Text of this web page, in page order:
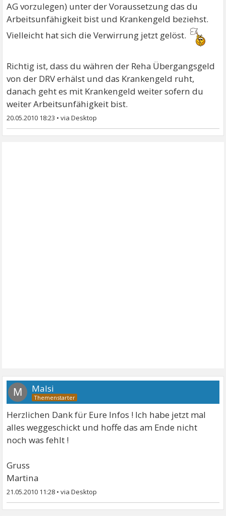
AG vorzulegen) unter der Voraussetzung das du
Arbeitsunfähigkeit bist und Krankengeld beziehst.
Vielleicht hat sich die Verwirrung jetzt gelöst.
Richtig ist, dass du währen der Reha Übergangsgeld
von der DRV erhälst und das Krankengeld ruht,
danach geht es mit Krankengeld weiter sofern du
weiter Arbeitsunfähigkeit bist.
20.05.2010 18:23 •
M Malsi
Herzlichen Dank für Eure Infos ! Ich habe jetzt mal
alles weggeschickt und hoffe das am Ende nicht
noch was fehlt !
Gruss
Martina
21.05.2010 11:28 •